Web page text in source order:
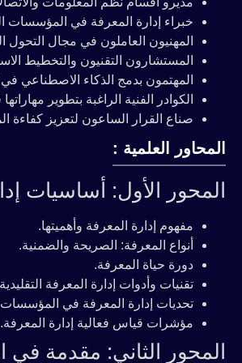
خبراء إدارة المعرفة في المؤسسات
المهنيون العاملون في مجال التحول
المستشارون التقنيون والتخطيط
المهتمون بدمج الذكاء الاصطناعي
الكوادر الفنية الراغبة بتطوير
صناع القرار الساعون لتعزيز كفاءة
المحاور العلمية :
المحور الأول: أساسيات
مفهوم إدارة المعرفة وأهميتها.
أنواع المعرفة: الصريحة والضمنية.
دورة حياة المعرفة.
تقنيات وأدوات إدارة المعرفة
تحديات إدارة المعرفة في
مؤشرات قياس فعالية إدارة المعرفة.
المحور الثاني: مقدمة في